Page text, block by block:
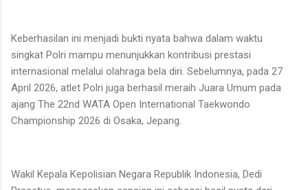
Keberhasilan ini menjadi bukti nyata bahwa dalam waktu
singkat Polri mampu menunjukkan kontribusi prestasi
internasional melalui olahraga bela diri. Sebelumnya, pada 27
April 2026, atlet Polri juga berhasil meraih Juara Umum pada
ajang The 22nd WATA Open International Taekwondo
Championship 2026 di Osaka, Jepang.
Wakil Kepala Kepolisian Negara Republik Indonesia, Dedi